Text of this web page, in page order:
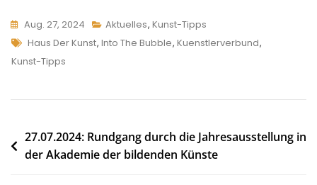
Aug. 27, 2024 Aktuelles, Kunst-Tipps
Tags
Haus Der Kunst, Into The Bubble, Kuenstlerverbund,
Kunst-Tipps
Beitragsnavigation
27.07.2024: Rundgang durch die Jahresausstellung in
der Akademie der bildenden Künste